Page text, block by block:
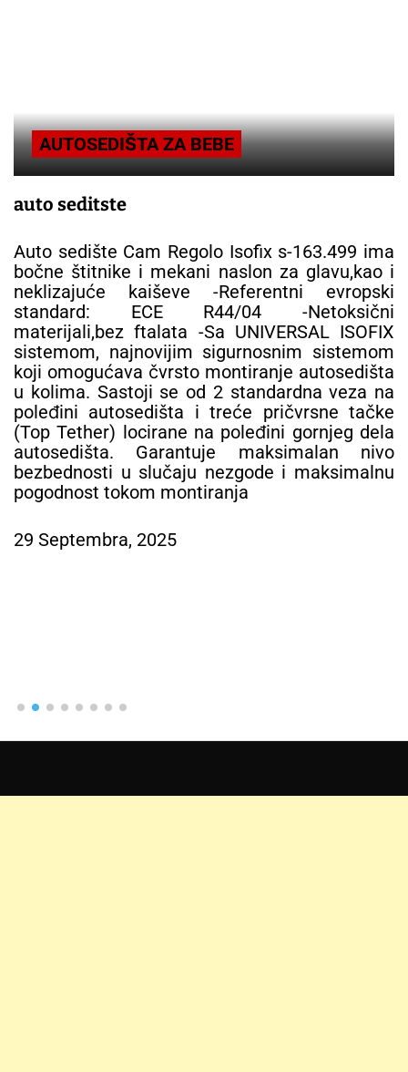
AUTOSEDIŠTA ZA BEBE
auto seditste
Auto sedište Cam Regolo Isofix s-163.499 ima
bočne štitnike i mekani naslon za glavu,kao i
neklizajuće kaiševe -Referentni evropski
standard: ECE R44/04 -Netoksični
materijali,bez ftalata -Sa UNIVERSAL ISOFIX
sistemom, najnovijim sigurnosnim sistemom
koji omogućava čvrsto montiranje autosedišta
u kolima. Sastoji se od 2 standardna veza na
poleđini autosedišta i treće pričvrsne tačke
(Top Tether) locirane na poleđini gornjeg dela
autosedišta. Garantuje maksimalan nivo
bezbednosti u slučaju nezgode i maksimalnu
pogodnost tokom montiranja
29 Septembra, 2025